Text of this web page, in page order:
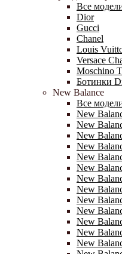
Все
Dior
Gucci
Chanel
Louis
Versace
Moschino
Ботинки
New Balance
Все
New
New
New
New
New
New
New
New
New
New
New
New
New